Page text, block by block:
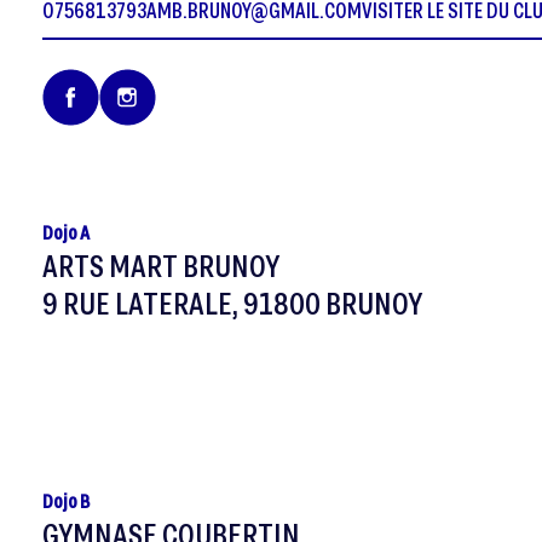
0756813793AMB.BRUNOY@GMAIL.COMVISITER LE SITE DU
Dojo A
ARTS MART BRUNOY
9 RUE LATERALE, 91800 BRUNOY
Dojo B
GYMNASE COUBERTIN